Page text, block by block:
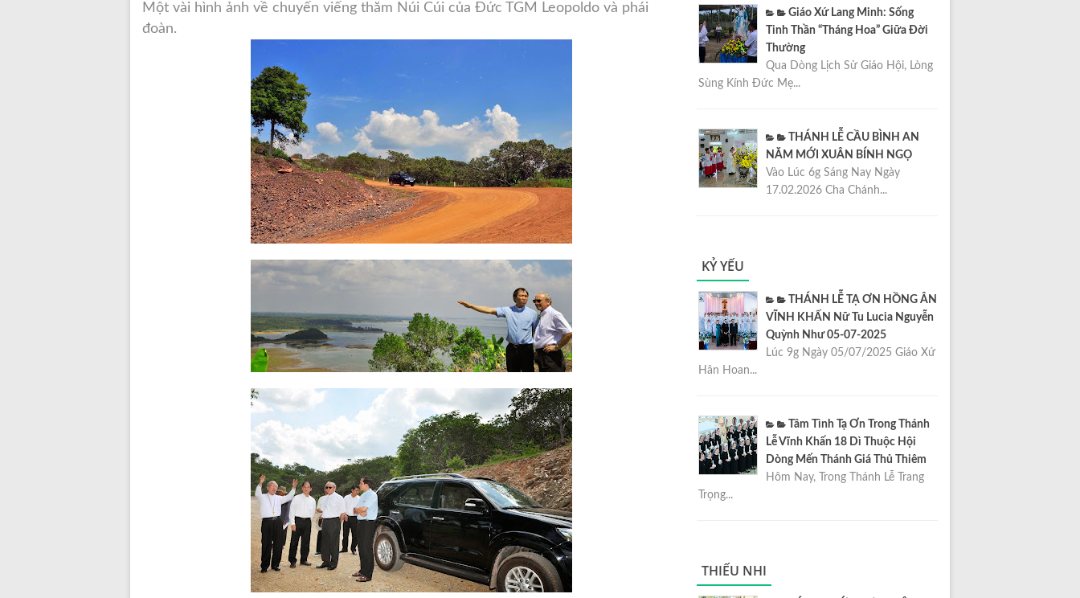
Một vài hình ảnh về chuyến viếng thăm Núi Cúi của Đức TGM Leopoldo và phái
đoàn.
Giáo Xứ Lang Minh: Sống
Tinh Thần “Tháng Hoa” Giữa Đời
Thường
Qua Dòng Lịch Sử Giáo Hội, Lòng
Sùng Kính Đức Mẹ...
THÁNH LỄ CẦU BÌNH AN
NĂM MỚI XUÂN BÍNH NGỌ
Vào Lúc 6g Sáng Nay Ngày
17.02.2026 Cha Chánh...
KỶ YẾU
THÁNH LỄ TẠ ƠN HỒNG ÂN
VĨNH KHẤN Nữ Tu Lucia Nguyễn
Quỳnh Như 05-07-2025
Lúc 9g Ngày 05/07/2025 Giáo Xứ
Hân Hoan...
Tâm Tình Tạ Ơn Trong Thánh
Lễ Vĩnh Khấn 18 Dì Thuộc Hội
Dòng Mến Thánh Giá Thủ Thiêm
Hôm Nay, Trong Thánh Lễ Trang
Trọng...
THIẾU NHI